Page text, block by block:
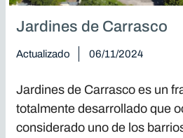
Jardines de Carrasco
Actualizado 06/11/2024
Jardines de Carrasco es un
totalmente desarrollado que
considerado uno de los